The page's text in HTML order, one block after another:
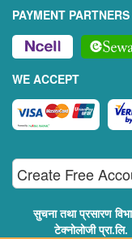
PAYMENT PARTNERS
WE ACCEPT
Create Free
सुचना तथा प्रसारण
टेक्नोलोजी